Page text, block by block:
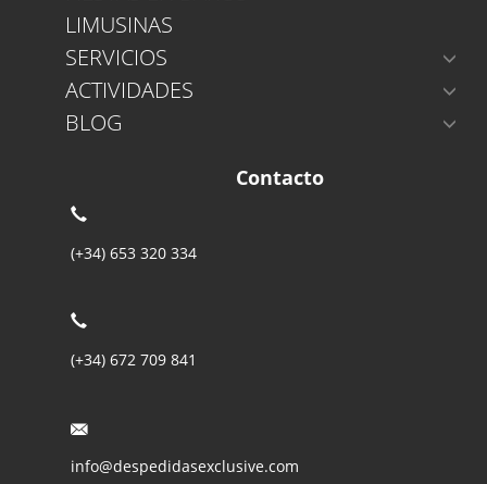
LIMUSINAS
SERVICIOS
ACTIVIDADES
BLOG
Contacto
(+34) 653 320 334
(+34) 672 709 841
info@despedidasexclusive.com